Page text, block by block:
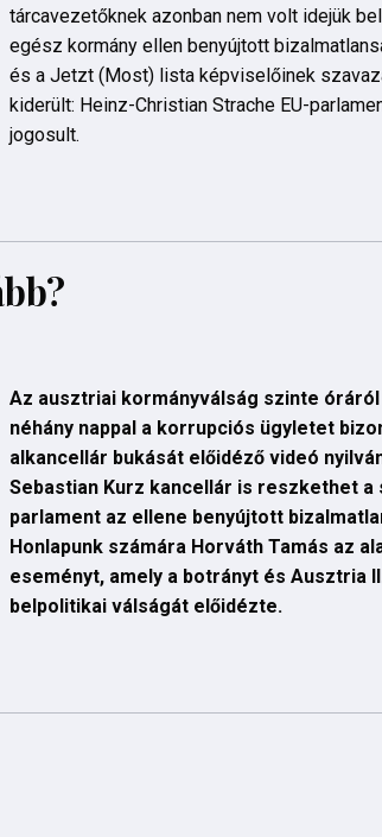
tárcavezetőknek azonban nem volt idejük
egész kormány ellen benyújtott
és a Jetzt (Most) lista képviselőinek
kiderült: Heinz-Christian Strache EU-
jogosult.
Az ausztriai kormányválság szinte
néhány nappal a korrupciós ügyletet
alkancellár bukását előidéző videó
Sebastian Kurz kancellár is reszkethet a
parlament az ellene benyújtott
Honlapunk számára Horváth Tamás az
eseményt, amely a botrányt és Ausztria
belpolitikai válságát előidézte.